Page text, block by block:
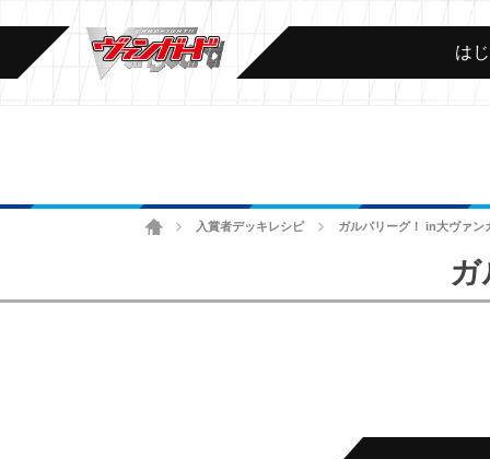
は
ホーム 入賞者デッキレシピ ガルパリーグ！ in大ヴァン